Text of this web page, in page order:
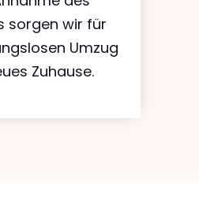
sorgen wir für
Umzug
Zuhause.